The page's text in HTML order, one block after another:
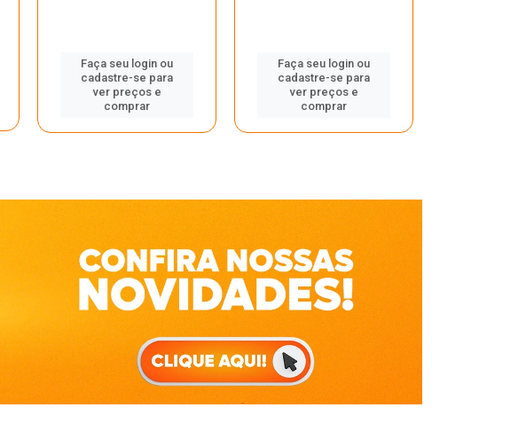
Faça seu login ou
cadastre-se para
ver preços e
comprar
Faça seu login ou
cadastre-se para
ver preços e
comprar